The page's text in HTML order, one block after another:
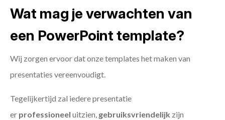
Wat mag je verwachten van
een PowerPoint template?
Wij zorgen ervoor dat onze templates het maken van
presentaties vereenvoudigt.
Tegelijkertijd zal iedere presentatie
er professioneel uitzien, gebruiksvriendelijk zijn